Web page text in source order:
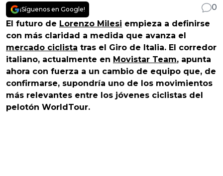
¡Síguenos en Google!
0
El futuro de Lorenzo Milesi empieza a definirse
con más claridad a medida que avanza el
mercado ciclista tras el Giro de Italia. El corredor
italiano, actualmente en Movistar Team, apunta
ahora con fuerza a un cambio de equipo que, de
confirmarse, supondría uno de los movimientos
más relevantes entre los jóvenes ciclistas del
pelotón WorldTour.